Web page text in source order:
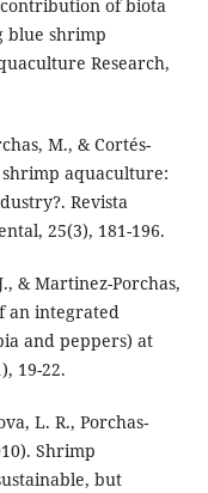
of biota
blue shrimp
Research,
M., & Cortés-
aquaculture:
Revista
25(3), 181-196.
& Martinez-Porchas,
an integrated
and peppers) at
19-22.
L. R., Porchas‐
Shrimp
but